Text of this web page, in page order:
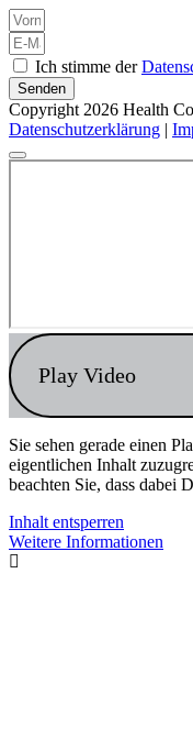
Ich stimme der
Senden
Copyright 2026 Health
Datenschutzerklärung |
Play Video
Sie sehen gerade einen
eigentlichen Inhalt
beachten Sie, dass dabei
Inhalt entsperren
Weitere Informationen